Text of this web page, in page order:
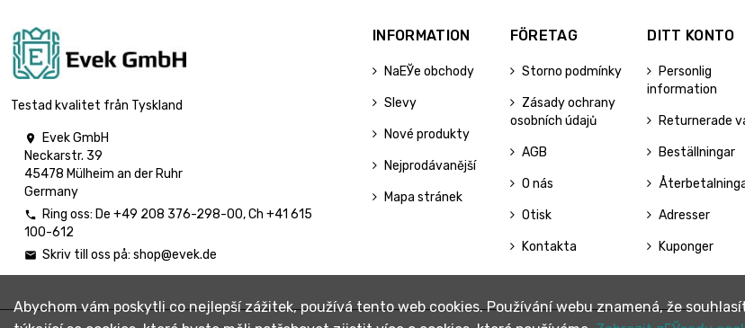
Testad kvalitet från Tyskland

Evek GmbH
Neckarstr. 39
45478 Mülheim an der Ruhr
Germany
 Ring oss: De +49 208 376-298-00, Ch +41 615
100-612
 Skriv till oss på: shop@evek.de
INFORMATION
NaЕЎe obchody
Slevy
Nové produkty
Nejprodávanější
Mapa stránek
FÖRETAG
Storno podmínky
Zásady ochrany
osobních údajů
AGB
O nás
Otisk
Kontakta
DITT KONTO
Personlig
information
Returnerade
Beställningar
Adresser
Kuponger
Abychom vám poskytli co nejlepší zážitek, používá tento web cookies. Používání webu znamená, že